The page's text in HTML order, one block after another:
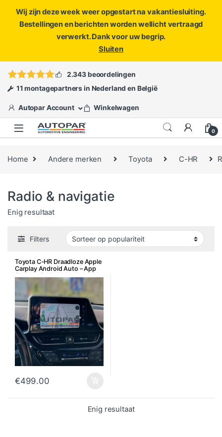
Wij zijn deze week weer opgestart na vakantiesluiting.
Bestellingen en berichten worden wellicht vertraagd
verwerkt. Dank voor uw begrip.
Sluiten
ofopen een ticket
2.343 beoordelingen
11 montagepartners in Nederland en België
Autopar Account Winkelwagen
0
Home Andere merken Toyota C-HR
Radio & navigatie
Enig resultaat
Filters
Toyota C-HR Draadloze Apple
Carplay Android Auto – App
Connect incl. montage
€499.00
Enig resultaat